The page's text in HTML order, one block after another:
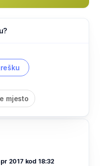
mjesto
2017 kod 18:32